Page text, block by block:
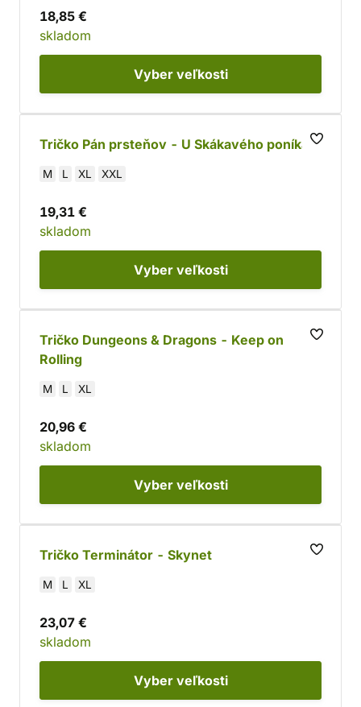
18,85 €
skladom
Vyber veľkosti
Tričko Pán prsteňov - U Skákavého poníka
M L XL XXL
19,31 €
skladom
Vyber veľkosti
Tričko Dungeons & Dragons - Keep on
Rolling
M L XL
20,96 €
skladom
Vyber veľkosti
Tričko Terminátor - Skynet
M L XL
23,07 €
skladom
Vyber veľkosti